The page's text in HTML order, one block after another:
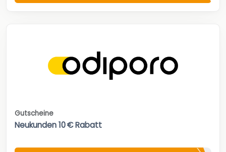
Gutscheine
Neukunden 10 € Rabatt